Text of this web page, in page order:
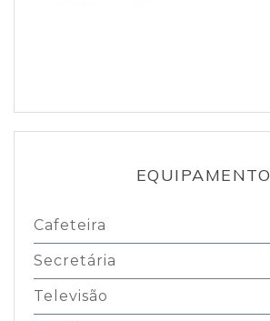
EQUIPAMENTO
Cafeteira
Secretária
Televisão